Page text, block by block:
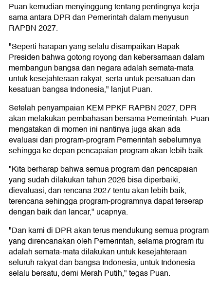
Puan kemudian menyinggung tentang pentingnya kerja
sama antara DPR dan Pemerintah dalam menyusun
RAPBN 2027.
"Seperti harapan yang selalu disampaikan Bapak
Presiden bahwa gotong royong dan kebersamaan dalam
membangun bangsa dan negara adalah semata-mata
untuk kesejahteraan rakyat, serta untuk persatuan dan
kesatuan bangsa Indonesia," lanjut Puan.
Setelah penyampaian KEM PPKF RAPBN 2027, DPR
akan melakukan pembahasan bersama Pemerintah. Puan
mengatakan di momen ini nantinya juga akan ada
evaluasi dari program-program Pemerintah sebelumnya
sehingga ke depan pencapaian program akan lebih baik.
"Kita berharap bahwa semua program dan pencapaian
yang sudah dilakukan tahun 2026 bisa diperbaiki,
dievaluasi, dan rencana 2027 tentu akan lebih baik,
terencana sehingga program-programnya dapat terserap
dengan baik dan lancar," ucapnya.
"Dan kami di DPR akan terus mendukung semua program
yang direncanakan oleh Pemerintah, selama program itu
adalah semata-mata dilakukan untuk kesejahteraan
seluruh rakyat dan bangsa Indonesia, untuk Indonesia
selalu bersatu, demi Merah Putih," tegas Puan.